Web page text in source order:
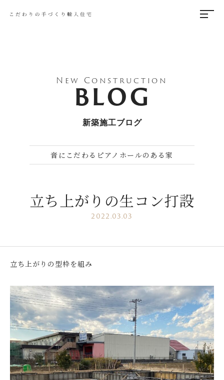
New Construction
BLOG
新築施工ブログ
音にこだわるピアノホールのある家
立ち上がりの生コン打設
2022.03.03
立ち上がりの型枠を組み